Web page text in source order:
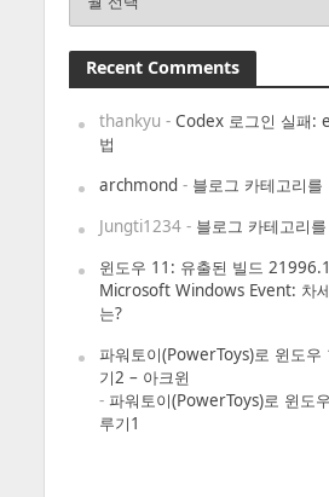
Recent Comments
thankyu - Codex 로그인 실패:
법
archmond - 블로그 카테고리를
Jungti1234- 블로그 카테고리
윈도우 11: 유출된 빌드
Microsoft Windows Event: 차
는?
파워토이(PowerToys)로 윈도우
기2 – 아크윈
- 파워토이(PowerToys)로 윈도
루기1